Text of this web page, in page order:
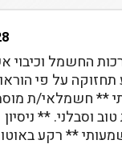
28
החשמל וכיבוי
תחזוקה על פי
** חשמלאי/ת
וסבלני. ** ניסיון
** רקע